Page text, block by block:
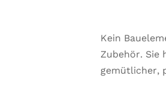
Kein
Zubehör. Sie
gemütlicher,